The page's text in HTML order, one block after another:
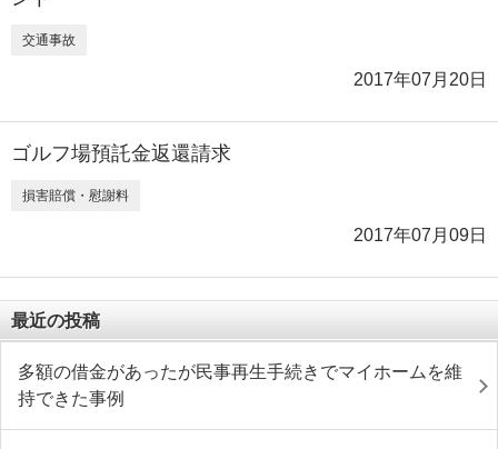
交通事故
2017年07月20日
ゴルフ場預託金返還請求
損害賠償・慰謝料
2017年07月09日
最近の投稿
多額の借金があったが民事再生手続きでマイホームを維
持できた事例